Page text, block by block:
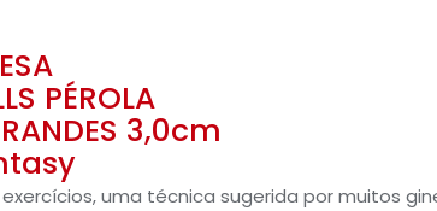
PÉROLA
3,0cm
uma técnica sugerida por muitos